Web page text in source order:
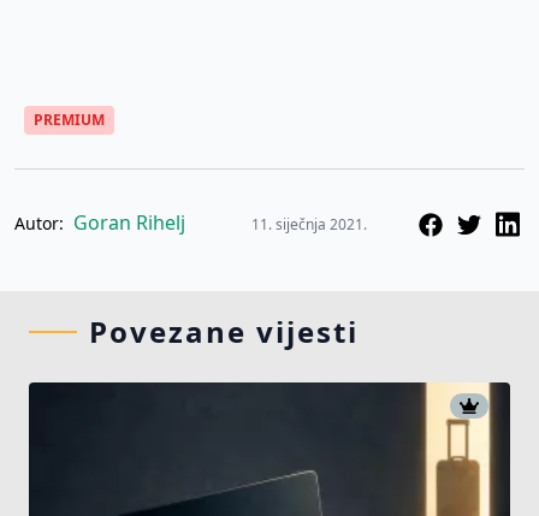
PREMIUM
Autor: Goran Rihelj 11. siječnja 2021.
Povezane vijesti